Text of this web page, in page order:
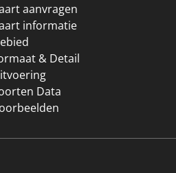
aanvragen
informatie
& Detail
Data